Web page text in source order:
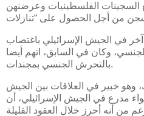
الفلسطينيات وعرضنهن
في الجيش الإسرائيلي باغتصاب
الجنسي، وكان في السابق، اتهم أيضا
بالتحرش الجنسي بمجندات.
وهو خبير في العلاقات بين الجيش
مدرع في الجيش الإسرائيلي، أن
من أنه أحرز خلال العقود القليلة